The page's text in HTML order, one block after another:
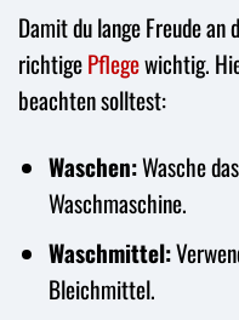
Damit du lange Freude an
richtigePflegewichtig.
beachten solltest:
Waschen:Wasche
Waschmaschine.
Waschmittel:
Bleichmittel.